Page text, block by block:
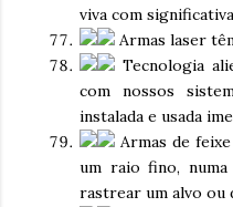
viva com
Armas laser
Tecnologia
com nossos
instalada e usada
Armas de
um raio fino, numa
rastrear um alvo ou